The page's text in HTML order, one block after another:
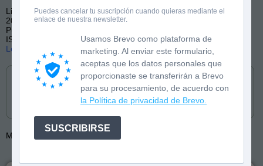
Puedes cancelar tu suscripción cuando quieras mediante el
enlace de nuestra newsletter.
Usamos Brevo como plataforma de
marketing. Al enviar este formulario,
aceptas que los datos personales que
proporcionaste se transferirán a Brevo
para su procesamiento, de acuerdo con
la Política de privacidad de Brevo.
SUSCRIBIRSE
Libro ilustrado
208 páginas, color
Publicado por Anaya Infantil y Juvenil
ISBN: 9788414334751
Lee las primeras páginas
Cómpralo en
Más de: